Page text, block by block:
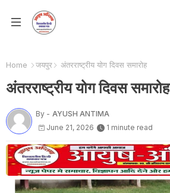
Home जयपुर अंतरराष्ट्रीय योग दिवस समारोह
अंतरराष्ट्रीय योग दिवस समारोह
By - AYUSH ANTIMA
June 21, 2026
1 minute read